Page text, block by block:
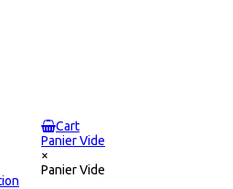
Cart
Panier Vide
×
Panier Vide